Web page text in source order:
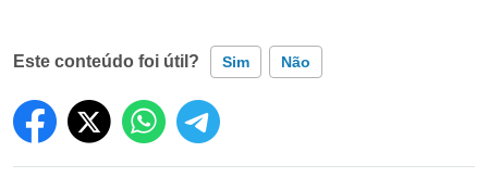
Este conteúdo foi útil? Sim Não
Este conteúdo contém informação incorreta